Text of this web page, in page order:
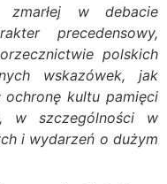
zmarłej w debacie
precedensowy,
polskich
wskazówek, jak
kultu pamięci
w szczególności w
i wydarzeń o dużym